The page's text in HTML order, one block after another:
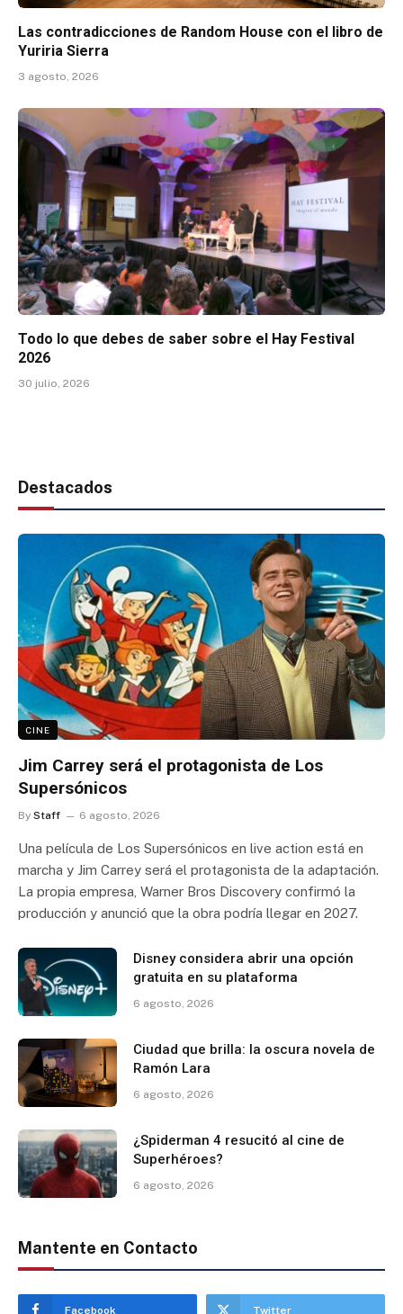
Las contradicciones de Random House con el libro de
Yuriria Sierra
3 agosto, 2026
Todo lo que debes de saber sobre el Hay Festival
2026
30 julio, 2026
Destacados
CINE
Jim Carrey será el protagonista de Los
Supersónicos
By Staff 6 agosto, 2026
Una película de Los Supersónicos en live action está en
marcha y Jim Carrey será el protagonista de la adaptación.
La propia empresa, Warner Bros Discovery confirmó la
producción y anunció que la obra podría llegar en 2027.
Disney considera abrir una opción
gratuita en su plataforma
6 agosto, 2026
Ciudad que brilla: la oscura novela de
Ramón Lara
6 agosto, 2026
¿Spiderman 4 resucitó al cine de
Superhéroes?
6 agosto, 2026
Mantente en Contacto
Facebook Twitter